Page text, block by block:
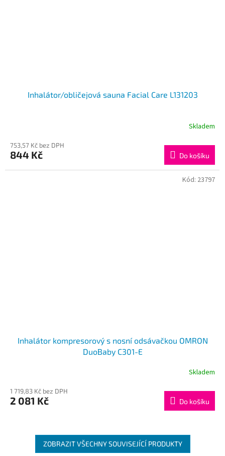
Inhalátor/obličejová sauna Facial Care L131203
Skladem
753,57 Kč bez DPH
844 Kč Do košíku
Inhalátor kompresorový s nosní odsávačkou OMRON
DuoBaby C301-E
Skladem
1 719,83 Kč bez DPH
2 081 Kč Do košíku
Kód: 23797
ZOBRAZIT VŠECHNY SOUVISEJÍCÍ PRODUKTY